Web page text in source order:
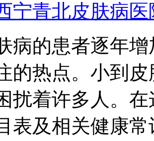
宁青北皮肤病医
病的患者逐年
的热点。小到
扰着许多人。
表及相关健康